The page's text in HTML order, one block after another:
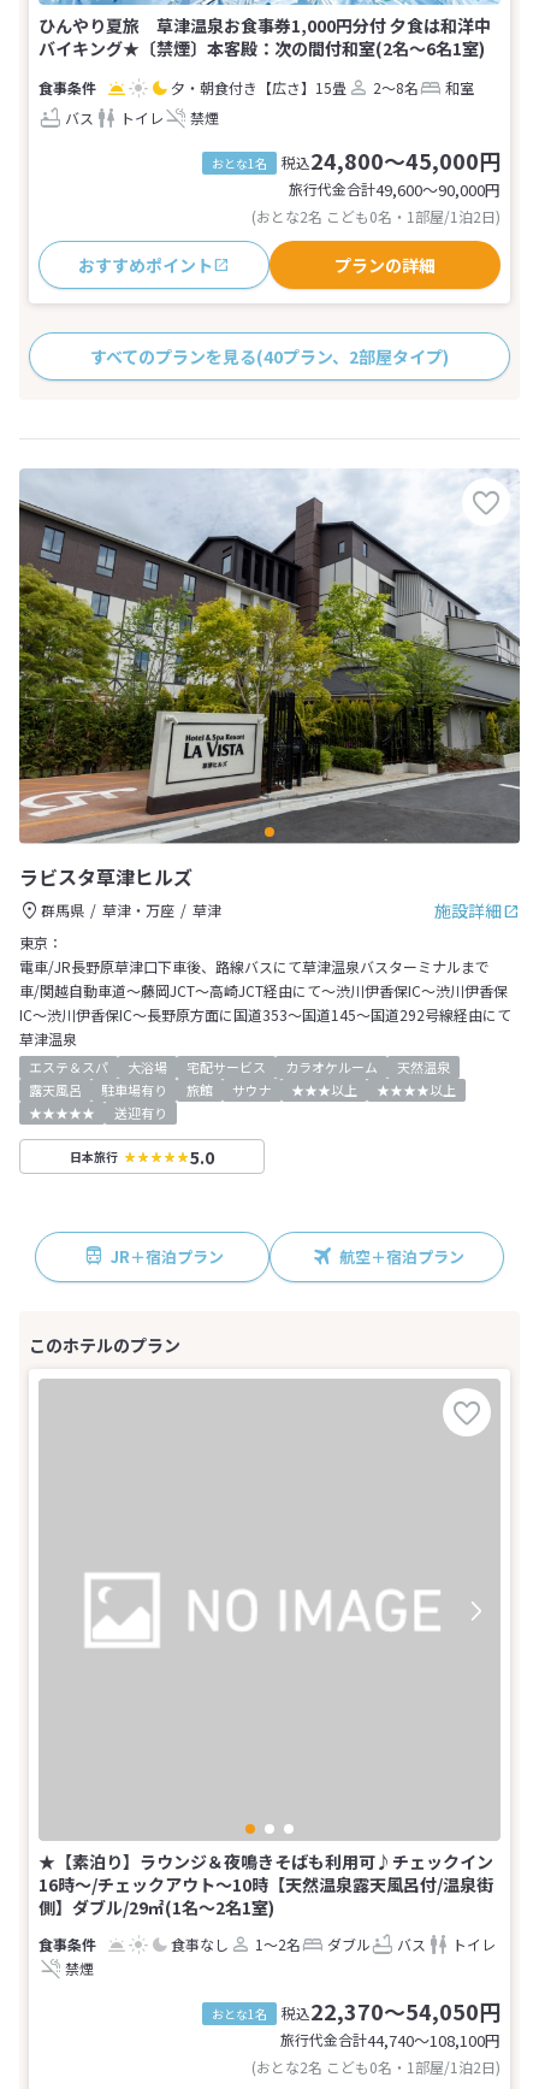
ひんやり夏旅 草津温泉お食事券1,000円分付 夕食は和洋中
バイキング★〔禁煙〕本客殿：次の間付和室(2名～6名1室)
夕・朝食付き 【広さ】15畳 2～8名
和室
バス
トイレ 禁煙
おとな1名 税込24,800～45,000円
旅行代金合計49,600〜90,000円
(おとな2名 こども0名・1部屋/1泊2日)
おすすめポイント プランの詳細
すべてのプランを見る(40プラン、2部屋タイプ)
ラビスタ草津ヒルズ
施設詳細
群馬県 草津・万座
草津
東京：
電車/JR長野原草津口下車後、路線バスにて草津温泉バスターミナルまで
車/関越自動車道～藤岡JCT～高崎JCT経由にて～渋川伊香保IC～渋川伊香保
IC～渋川伊香保IC～長野原方面に国道353～国道145～国道292号線経由にて
草津温泉
エステ＆スパ 大浴場 宅配サービス カラオケルーム
天然温泉
露天風呂
駐車場有り 旅館 サウナ ★★★以上
★★★★以上
★★★★★
送迎有り
日本旅行 5.0
JR＋宿泊プラン 航空＋宿泊プラン
★【素泊り】ラウンジ＆夜鳴きそばも利用可♪チェックイン
16時～/チェックアウト～10時【天然温泉露天風呂付/温泉街
側】ダブル/29㎡(1名～2名1室)
食事なし 1～2名 ダブル バス
トイレ
禁煙
おとな1名 税込22,370～54,050円
旅行代金合計44,740〜108,100円
(おとな2名 こども0名・1部屋/1泊2日)